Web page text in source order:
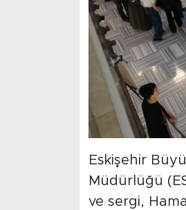
Eskişehir
Müdürlüğü
ve sergi,